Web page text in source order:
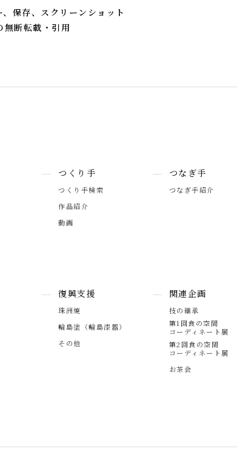
保存、スクリーンショット
無断転載・引用
つくり手
つくり手検索
作品紹介
動画
つなぎ手
つなぎ手紹介
復興支援
珠洲焼
輪島塗（輪島漆器）
その他
関連企画
技の継承
第1回食の空間
コーディネート展
第2回食の空間
コーディネート展
お茶会